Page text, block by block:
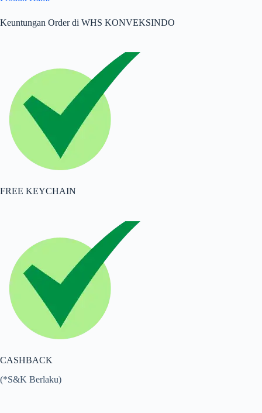
Keuntungan Order di WHS KONVEKSINDO
FREE KEYCHAIN
CASHBACK
(*S&K Berlaku)